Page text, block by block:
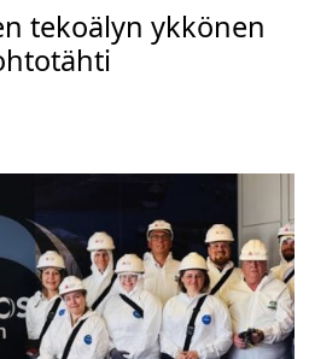
tekoälyn ykkönen